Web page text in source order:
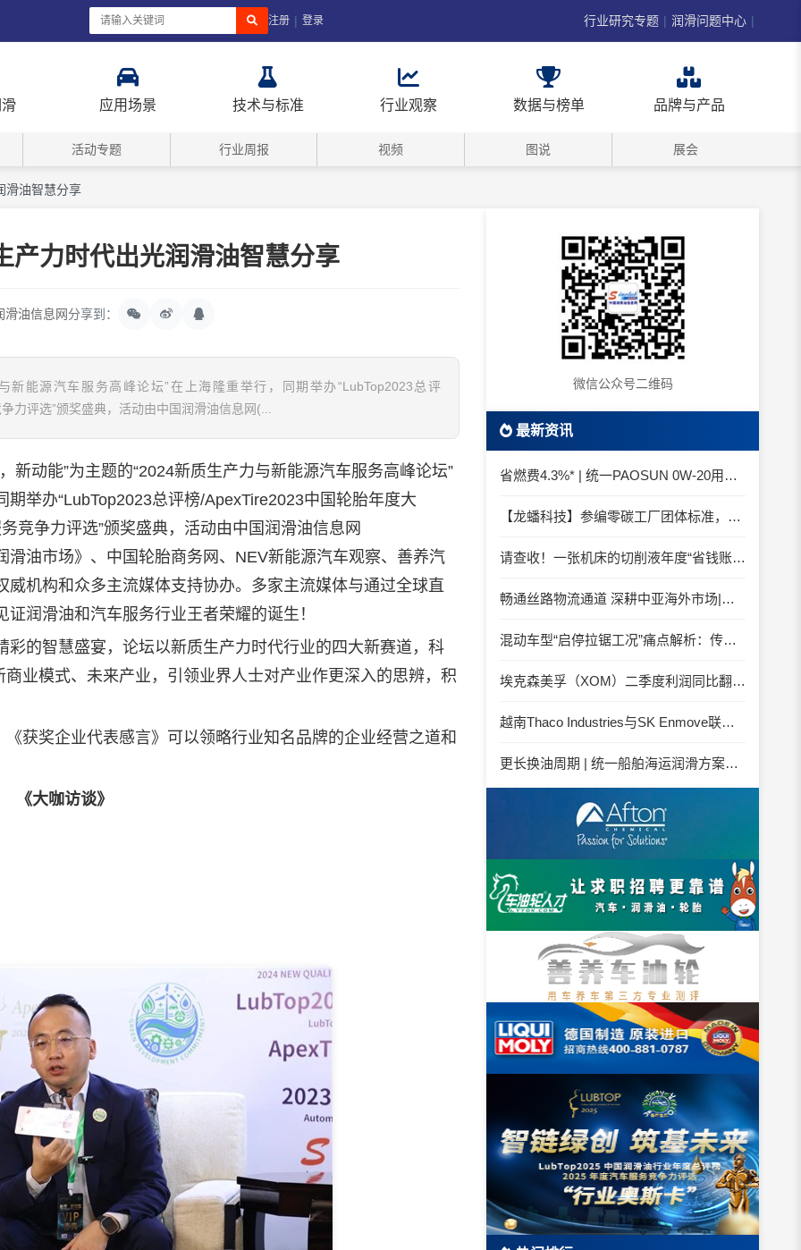
注册 | 登录 行业研究专题 | 润滑问题中心 |
应用场景 技术与标准 行业观察 数据与榜单 品牌与产品
活动专题 行业周报 视频 图说 展会
滑油智慧分享
产力时代出光润滑油智慧分享
滑油信息网分享到：
新能源汽车服务高峰论坛”在上海隆重举行，同期举办“LubTop2023总评
力评选”颁奖盛典，活动由中国润滑油信息网(...
动能”为主题的“2024新质生产力与新能源汽车服务高峰论坛”
期举办“LubTop2023总评榜/ApexTire2023中国轮胎年度大
竞争力评选”颁奖盛典，活动由中国 润滑油信息网
滑油市场》、中国轮胎商务网、NEV新能源汽车观察、善养汽
威机构和众多主流媒体支持协办。多家主流媒体与通过全球直
证润滑油和汽车服务行业王者荣耀的诞生！
智慧盛宴，论坛以新质生产力时代行业的四大新赛道，科
业模式、未来产业，引领业界人士对产业作更深入的思辨，积
奖企业代表感言》可以领略行业知名品牌的企业经营之道和
《大咖访谈》
微信公众号二维码
最新资讯
省燃费4.3%* | 统一PAOSUN 0W-20用认证和标准说话
【龙蟠科技】参编零碳工厂团体标准，龙蟠科技以绿色智造锚定零碳未来
请查收！一张机床的切削液年度“省钱账单”
畅通丝路物流通道 深耕中亚海外市场|中国石化SINOPEC润滑油北京-阿拉木图图定班列顺利抵达
混动车型“启停拉锯工况”痛点解析：传统机油为何频繁出现油泥堆积？
埃克森美孚（XOM）二季度利润同比翻倍 创2022年以来新高
越南Thaco Industries与SK Enmove联手合作润滑油
更长换油周期 | 统一船舶海运润滑方案与你并肩征服海况运维考验